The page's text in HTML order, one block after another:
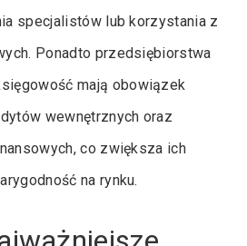
specjalistów lub korzystania z
Ponadto przedsiębiorstwa
mają obowiązek
wewnętrznych oraz
co zwiększa ich
na rynku.